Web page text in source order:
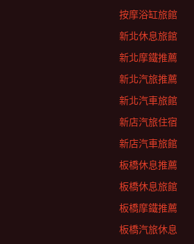
按摩浴缸旅館
新北休息旅館
新北摩鐵推薦
新北汽旅推薦
新北汽車旅館
新店汽旅住宿
新店汽車旅館
板橋休息推薦
板橋休息旅館
板橋摩鐵推薦
板橋汽旅休息